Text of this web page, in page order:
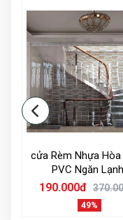
* Lưu ý: nếu bạn
phải tháo bạt ra
thì nên tháo bạt rời
bạt mái che.
cửa Rèm Nhựa Hòa
PVC Ngăn Lạnh
190.000đ
49%